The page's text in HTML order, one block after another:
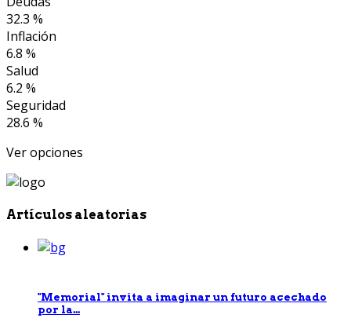
32.3 %
Inflación
6.8 %
Salud
6.2 %
Seguridad
28.6 %
Ver opciones
Artículos aleatorias
"Memorial" invita a imaginar un futuro acechado
por la...